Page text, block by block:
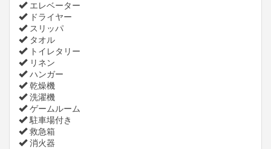
エレベーター
ドライヤー
スリッパ
タオル
トイレタリー
リネン
ハンガー
乾燥機
洗濯機
ゲームルーム
駐車場付き
救急箱
消火器